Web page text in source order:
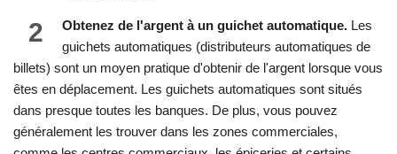
2 Obtenez de l'argent à un guichet automatique. Les
guichets automatiques (distributeurs automatiques de
billets) sont un moyen pratique d'obtenir de l'argent lorsque vous
êtes en déplacement. Les guichets automatiques sont situés
dans presque toutes les banques. De plus, vous pouvez
généralement les trouver dans les zones commerciales,